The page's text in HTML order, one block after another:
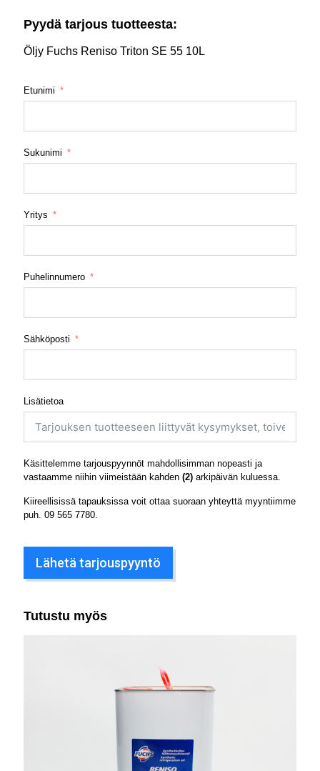
Pyydä tarjous tuotteesta:
Öljy Fuchs Reniso Triton SE 55 10L
Etunimi
Sukunimi
Yritys
Puhelinnumero
Sähköposti
Lisätietoa
Käsittelemme tarjouspyynnöt mahdollisimman nopeasti ja
vastaamme niihin viimeistään kahden (2) arkipäivän kuluessa.
Kiireellisissä tapauksissa voit ottaa suoraan yhteyttä myyntiimme
puh. 09 565 7780
Lähetä tarjouspyyntö
Tutustu myös